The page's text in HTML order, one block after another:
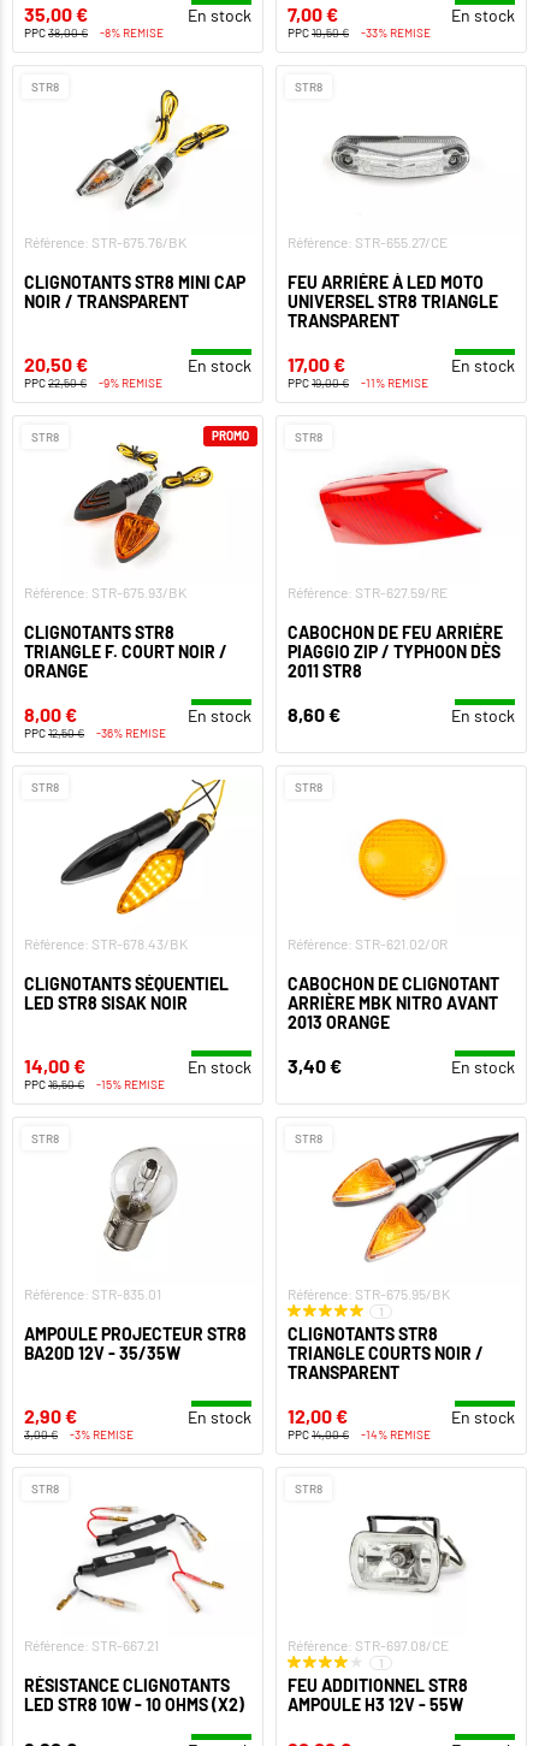
35,00 € En stock
PPC38,00 € -8% REMISE
7,00 € En stock
PPC10,50 € -33% REMISE
STR8
Référence: STR-675.76/BK
CLIGNOTANTS STR8 MINI CAP
NOIR / TRANSPARENT
20,50 € En stock
PPC22,50 € -9% REMISE
STR8
Référence: STR-655.27/CE
FEU ARRIÈRE À LED MOTO
UNIVERSEL STR8 TRIANGLE
TRANSPARENT
17,00 € En stock
PPC19,00 € -11% REMISE
STR8
Référence: STR-675.93/BK
CLIGNOTANTS STR8
TRIANGLE F. COURT NOIR /
ORANGE
8,00 € En stock
PPC12,50 € -36% REMISE
PROMO STR8
Référence: STR-627.59/RE
CABOCHON DE FEU ARRIÈRE
PIAGGIO ZIP / TYPHOON DÈS
2011 STR8
8,60 € En stock
STR8
Référence: STR-678.43/BK
CLIGNOTANTS SÉQUENTIEL
LED STR8 SISAK NOIR
14,00 € En stock
PPC16,50 € -15% REMISE
STR8
Référence: STR-621.02/OR
CABOCHON DE CLIGNOTANT
ARRIÈRE MBK NITRO AVANT
2013 ORANGE
3,40 € En stock
STR8
Référence: STR-835.01
AMPOULE PROJECTEUR STR8
BA20D 12V - 35/35W
2,90 € En stock
3,00 € -3% REMISE
STR8
Référence: STR-675.95/BK
1
CLIGNOTANTS STR8
TRIANGLE COURTS NOIR /
TRANSPARENT
12,00 € En stock
PPC14,00 € -14% REMISE
STR8
Référence: STR-667.21
RÉSISTANCE CLIGNOTANTS
LED STR8 10W - 10 OHMS (X2)
STR8
Référence: STR-697.08/CE
1
FEU ADDITIONNEL STR8
AMPOULE H3 12V - 55W